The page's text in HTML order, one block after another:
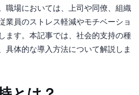
職場においては、上司や同僚、組織
業員のストレス軽減やモチベーショ
ます。本記事では、社会的支持の種
具体的な導入方法について解説しま